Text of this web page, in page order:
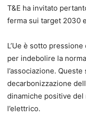
T&E ha invitato
ferma sui target 2030
L’Ue è sotto
per indebolire la
l’associazione.
decarbonizzazione
dinamiche positive
l’elettrico.